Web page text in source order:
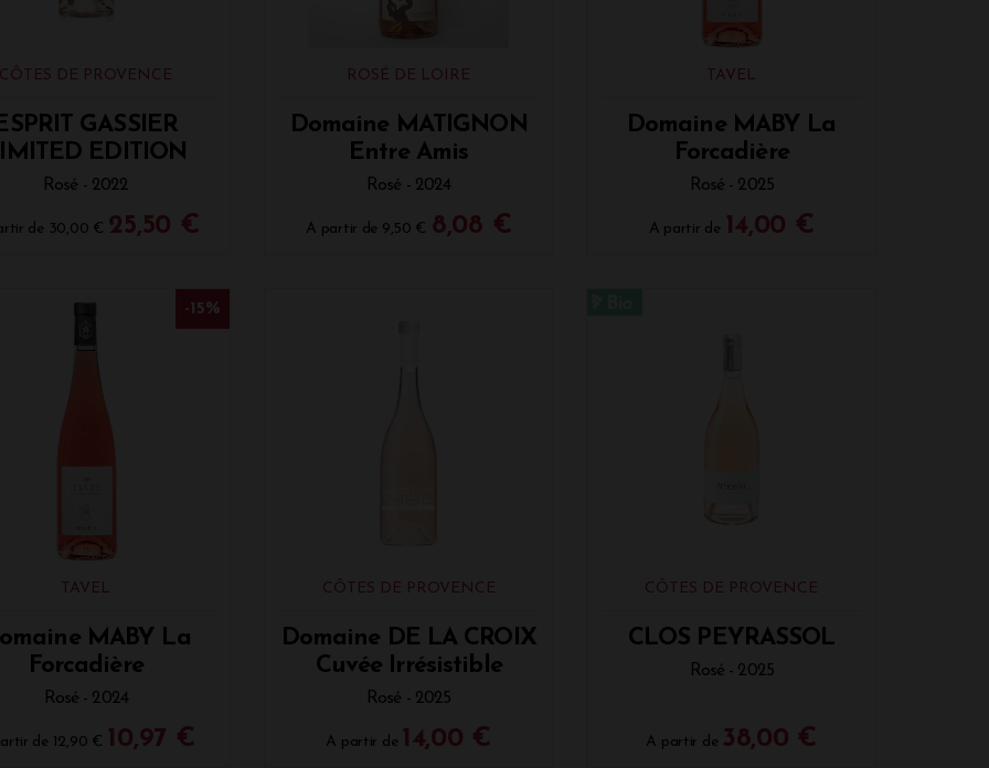
CÔTES DE PROVENCE
GASSIER
EDITION
Rosé - 2022
de 30,00 € 25,50 €
ROSÉ DE LOIRE
Domaine MATIGNON
Entre Amis
Rosé - 2024
A partir de 9,50 € 8,08 €
TAVEL
Domaine MABY La
Forcadière
Rosé - 2025
A partir de 14,00 €
TAVEL
MABY La
Forcadière
Rosé - 2024
de 12,90 € 10,97 €
-15%
CÔTES DE PROVENCE
Domaine DE LA CROIX
Cuvée Irrésistible
Rosé - 2025
A partir de 14,00 €
CÔTES DE PROVENCE
CLOS PEYRASSOL
Rosé - 2025
A partir de 38,00 €